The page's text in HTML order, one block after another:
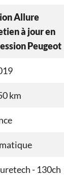
Allure
à jour en
Peugeot
km
- 130ch